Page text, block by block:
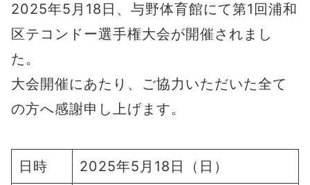
2025年5月18日、与野体育館にて第1回浦和
区テコンドー選手権大会が開催されまし
た。
大会開催にあたり、ご協力いただいた全て
の方へ感謝申し上げます。
日時 2025年5月18日（日）